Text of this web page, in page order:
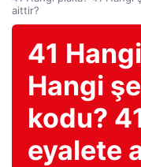
aittir?
41
Hangi
kodu?
eyalete